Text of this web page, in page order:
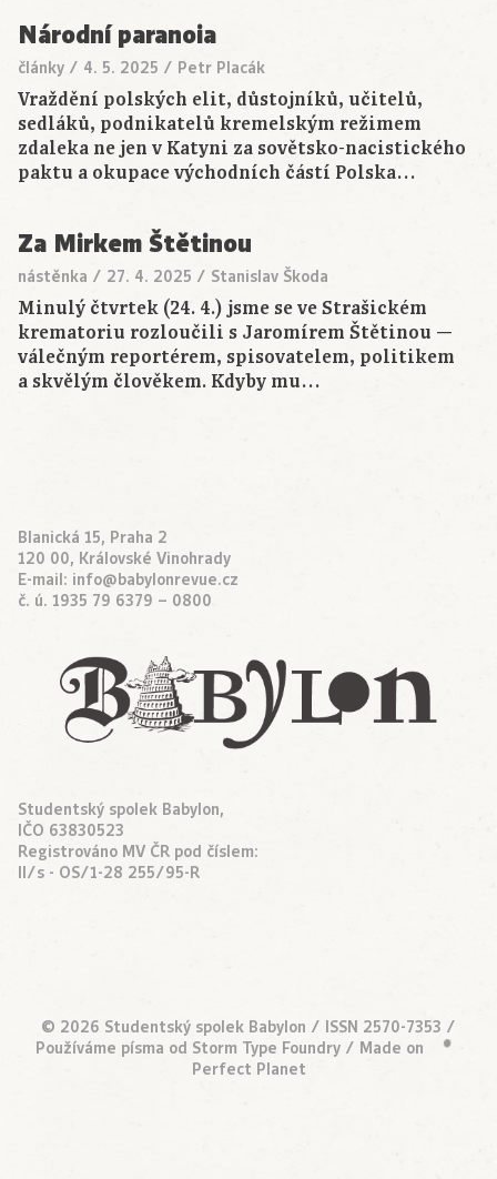
Národní paranoia
články / 4. 5. 2025 / Petr Placák
Vraždění polských elit, důstojníků, učitelů,
sedláků, podnikatelů kremelským režimem
zdaleka ne jen v Katyni za sovětsko-nacistického
paktu a okupace východních částí Polska…
Za Mirkem Štětinou
nástěnka / 27. 4. 2025 / Stanislav Škoda
Minulý čtvrtek (24. 4.) jsme se ve Strašickém
krematoriu rozloučili s Jaromírem Štětinou —
válečným reportérem, spisovatelem, politikem
a skvělým člověkem. Kdyby mu…
Blanická 15, Praha 2
120 00, Královské Vinohrady
E-mail: info@babylonrevue.cz
č. ú. 1935 79 6379 – 0800
Studentský spolek Babylon,
IČO 63830523
Registrováno MV ČR pod číslem:
II/s - OS/1-28 255/95-R
© 2026 Studentský spolek Babylon / ISSN 2570-7353 /
Používáme písma od Storm Type Foundry / Made on
Perfect Planet